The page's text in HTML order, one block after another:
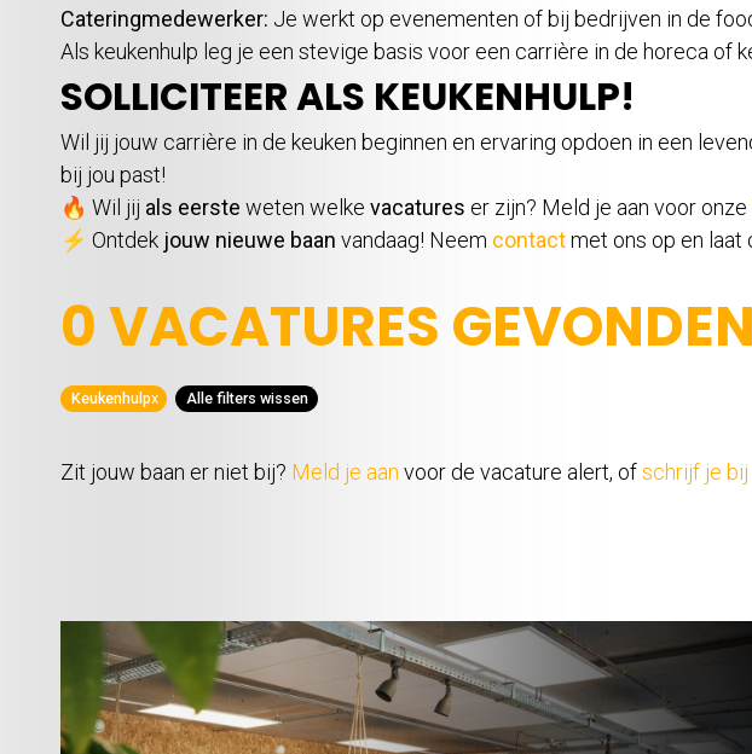
Cateringmedewerker: Je werkt op evenementen of bij bedrijven in de
Als keukenhulp leg je een stevige basis voor een carrière in de horeca of
SOLLICITEER ALS KEUKENHULP!
Wil jij jouw carrière in de keuken beginnen en ervaring opdoen in een
bij jou past!
🔥 Wil jij als eerste weten welke vacatures er zijn? Meld je aan voor onze
⚡ Ontdek jouw nieuwe baan vandaag! Neem contactmet ons op en laat
0 VACATURES GEVONDEN
Keukenhulpx Alle filters wissen
Zit jouw baan er niet bij? Meld je aan voor de vacature alert, ofschrijf je bij